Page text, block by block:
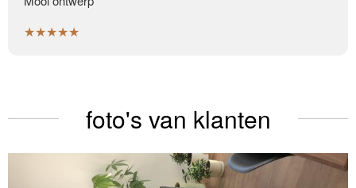
★★★★★
foto's van klanten